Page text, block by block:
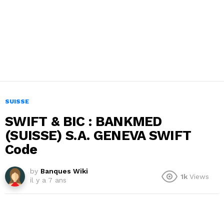
SUISSE
SWIFT & BIC : BANKMED
(SUISSE) S.A. GENEVA SWIFT
Code
by Banques Wiki
il y a 7 ans
1k Views